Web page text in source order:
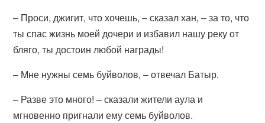
– Проси, джигит, что хочешь, – сказал хан, – за то, что
ты спас жизнь моей дочери и избавил нашу реку от
бляго, ты достоин любой награды!
– Мне нужны семь буйволов, – отвечал Батыр.
– Разве это много! – сказали жители аула и
мгновенно пригнали ему семь буйволов.